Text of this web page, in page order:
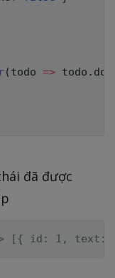
( todo => todo .
đã được
[{ id: 1, text: